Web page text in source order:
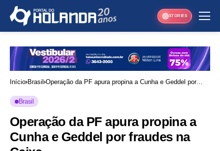
STORIES
Início Brasil Operação da PF apura propina a Cunha e Geddel por
Brasil
Operação da PF apura propina a
Cunha e Geddel por fraudes na